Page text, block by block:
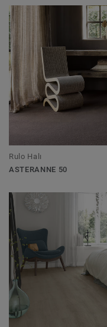
Rulo Halı
ASTERANNE 50